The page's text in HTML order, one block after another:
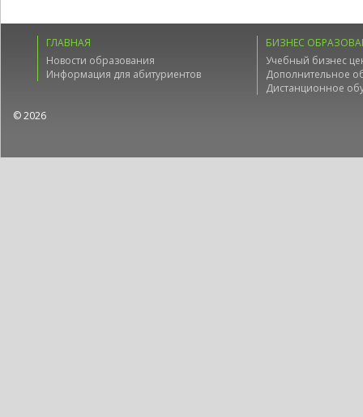
ГЛАВНАЯ
Новости образования
Информация для абитуриентов
БИЗНЕС
Учебный бизнес
Дополнительное
Дистанционное
© 2026